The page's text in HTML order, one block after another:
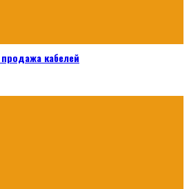
кабелей